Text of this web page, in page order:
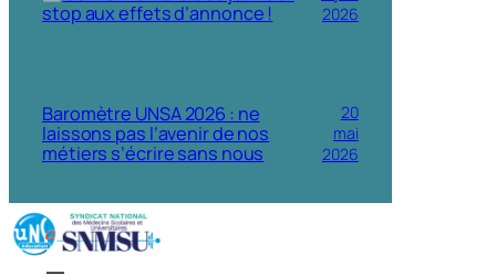
stop aux effets d’annonce !
2026
Baromètre UNSA 2026 : ne
laissons pas l’avenir de nos
métiers s’écrire sans nous
20
mai
2026